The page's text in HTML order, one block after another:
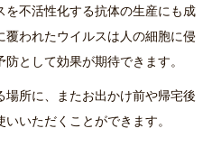
を不活性化する抗体の生産にも成
われたウイルスは人の細胞に侵
として効果が期待できます。
所に、またお出かけ前や帰宅後
いただくことができます。